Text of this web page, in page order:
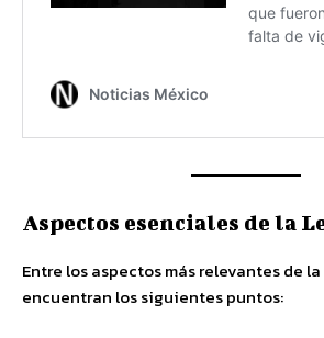
Aspectos esenciales de la
Entre los aspectos más relevantes de la
encuentran los siguientes puntos: